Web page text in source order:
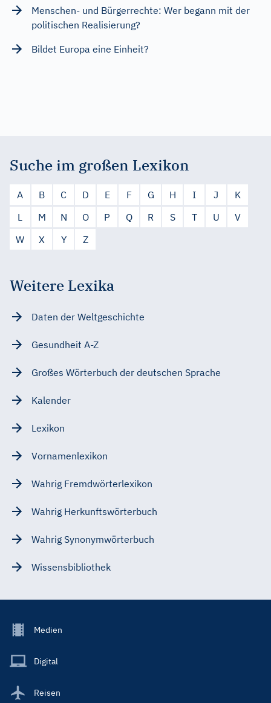
Menschen- und Bürgerrechte: Wer begann mit der
politischen Realisierung?
Bildet Europa eine Einheit?
Suche im großen Lexikon
A B C D E F G H I J
K
L
M N O P Q R S T U
V
W
X Y Z
Weitere Lexika
Daten der Weltgeschichte
Gesundheit A-Z
Großes Wörterbuch der deutschen Sprache
Kalender
Lexikon
Vornamenlexikon
Wahrig Fremdwörterlexikon
Wahrig Herkunftswörterbuch
Wahrig Synonymwörterbuch
Wissensbibliothek
Footer
Main
Medien
Digital
Reisen